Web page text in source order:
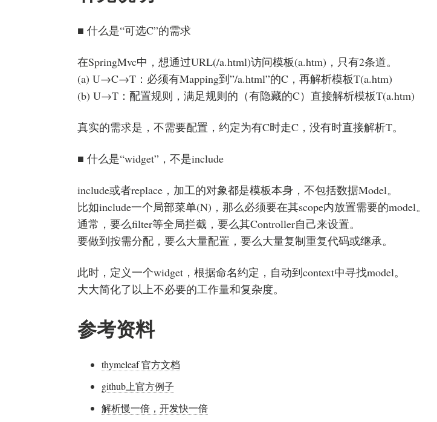
■ 什么是“可选C”的需求
在SpringMvc中，想通过URL(/a.html)访问模板(a.htm)，只有2条道。
(a) U→C→T：必须有Mapping到”/a.html”的C，再解析模板T(a.htm)
(b) U→T：配置规则，满足规则的（有隐藏的C）直接解析模板T(a.htm)
真实的需求是，不需要配置，约定为有C时走C，没有时直接解析T。
■ 什么是“widget”，不是include
include或者replace，加工的对象都是模板本身，不包括数据Model。
比如include一个局部菜单(N)，那么必须要在其scope内放置需要的model。
通常，要么filter等全局拦截，要么其Controller自己来设置。
要做到按需分配，要么大量配置，要么大量复制重复代码或继承。
此时，定义一个widget，根据命名约定，自动到context中寻找model。
大大简化了以上不必要的工作量和复杂度。
参考资料
thymeleaf 官方文档
github上官方例子
解析慢一倍，开发快一倍